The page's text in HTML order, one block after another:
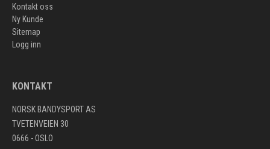
Kontakt oss
Ny Kunde
Sitemap
Logg inn
KONTAKT
NORSK BANDYSPORT AS
TVETENVEIEN 30
0666 - OSLO